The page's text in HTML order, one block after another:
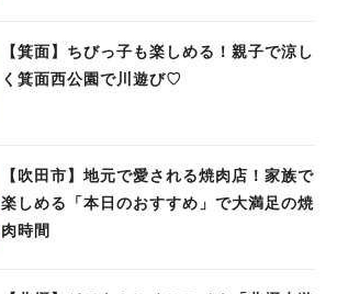
【箕面】ちびっ子も楽しめる！親子で涼し
く箕面西公園で川遊び♡
【吹田市】地元で愛される焼肉店！家族で
楽しめる「本日のおすすめ」で大満足の焼
肉時間